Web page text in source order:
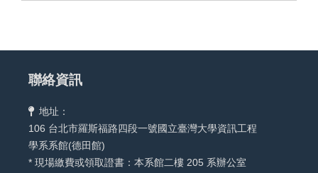
聯絡資訊
地址：
106 台北市羅斯福路四段一號國立臺灣大學資訊工程
學系系館(德田館)
* 現場繳費或領取證書：本系館二樓 205 系辦公室